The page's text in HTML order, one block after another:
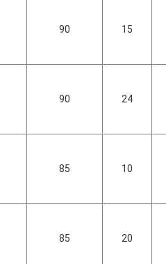
15
90
24
90
10
85
20
85